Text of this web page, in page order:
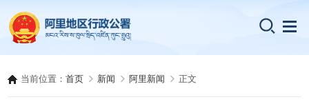
当前位置：首页 新闻 阿里新闻 正文